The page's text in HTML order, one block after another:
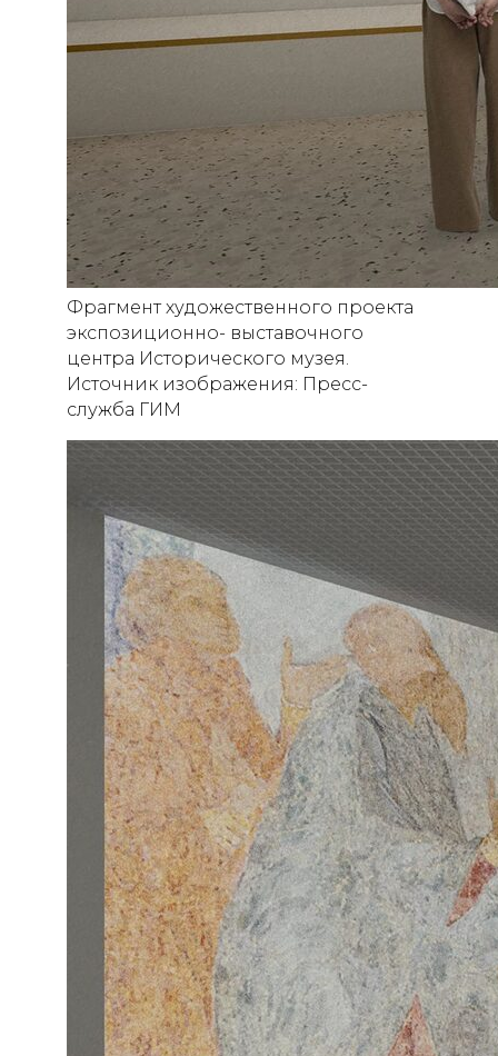
Фрагмент художественного проекта
экспозиционно- выставочного
центра Исторического музея.
Источник изображения: Пресс-
служба ГИМ